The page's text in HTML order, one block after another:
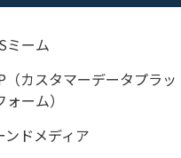
ミーム
（カスタマーデータプラッ
ォーム）
ンドメディア